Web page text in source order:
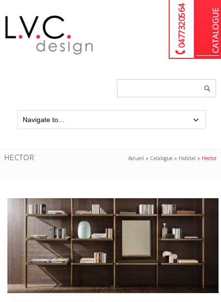
04 77 32 05 64
HECTOR Accueil » Catalogue » Habitat » Hector